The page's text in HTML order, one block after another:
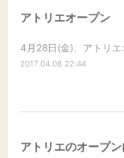
アトリエオープン
4月28日(金)、アトリエ
2017.04.08 22:44
アトリエのオープ